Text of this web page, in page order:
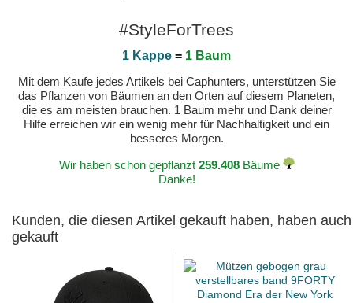
#StyleForTrees
1 Kappe = 1 Baum
Mit dem Kaufe jedes Artikels bei Caphunters, unterstützen Sie
das Pflanzen von Bäumen an den Orten auf diesem Planeten,
die es am meisten brauchen. 1 Baum mehr und Dank deiner
Hilfe erreichen wir ein wenig mehr für Nachhaltigkeit und ein
besseres Morgen.
Wir haben schon gepflanzt 259.408Bäume
Danke!
Kunden, die diesen Artikel gekauft haben, haben auch
gekauft